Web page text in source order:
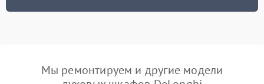
Мы ремонтируем и другие модели